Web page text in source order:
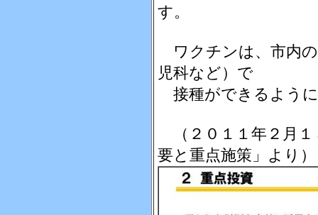
す。
ワクチンは、市内
児科など）で
接種ができるよう
（２０１１年２月１
要と重点施策」より）